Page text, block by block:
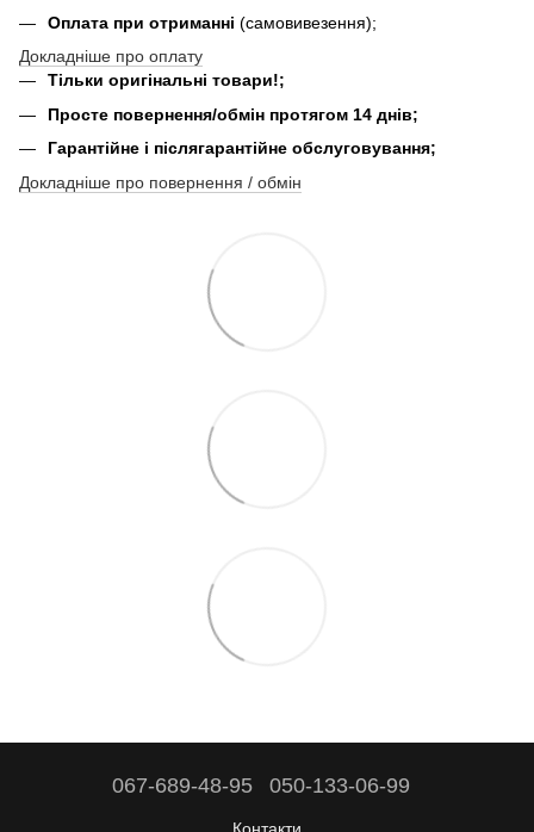
Оплата при отриманні (самовивезення);
Докладніше про оплату
Тільки оригінальні товари!;
Просте повернення/обмін протягом 14 днів;
Гарантійне і післягарантійне обслуговування;
Докладніше про повернення / обмін
067-689-48-95 050-133-06-99
Контакти